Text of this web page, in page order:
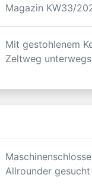
Magazin KW33/
Mit gestohlenem
Zeltweg unterwegs
Allrounder gesucht